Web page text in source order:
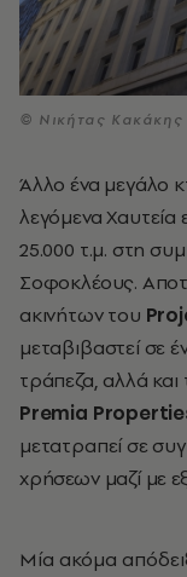
© Νικήτας Κακάκης
Άλλο ένα μεγάλο
λεγόμενα Χαυτεία
25.000 τ.μ. στη
Σοφοκλέους.
ακινήτων του
μεταβιβαστεί σε
τράπεζα, αλλά
Premia
μετατραπεί σε
χρήσεων μαζί με
Μία ακόμα